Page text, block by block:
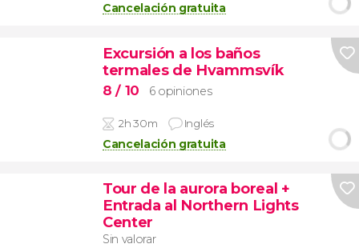
Cancelación gratuita
Excursión a los baños
termales de Hvammsvík
8/ 10 6 opiniones
2h 30m Inglés
Cancelación gratuita
Tour de la aurora boreal +
Entrada al Northern Lights
Center
Sin valorar